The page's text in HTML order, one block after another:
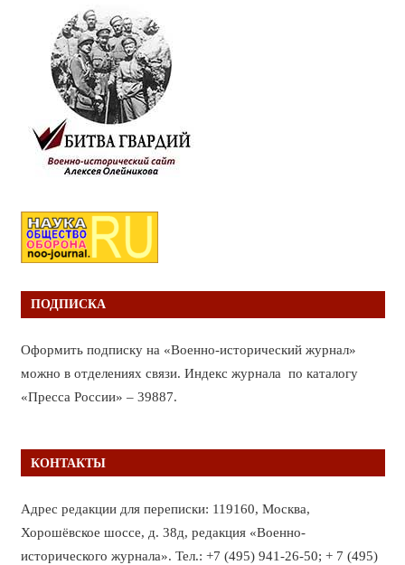
ПОДПИСКА
Оформить подписку на «Военно-исторический журнал»
можно в отделениях связи. Индекс журнала по каталогу
«Пресса России» – 39887.
КОНТАКТЫ
Адрес редакции для переписки: 119160, Москва,
Хорошёвское шоссе, д. 38д, редакция «Военно-
исторического журнала». Тел.: +7 (495) 941-26-50; + 7 (495)